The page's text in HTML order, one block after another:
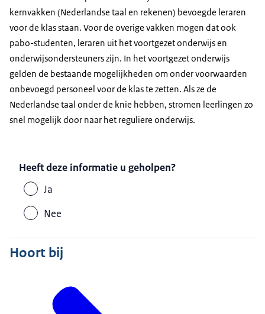
kernvakken (Nederlandse taal en rekenen) bevoegde leraren
voor de klas staan. Voor de overige vakken mogen dat ook
pabo-studenten, leraren uit het voortgezet onderwijs en
onderwijsondersteuners zijn. In het voortgezet onderwijs
gelden de bestaande mogelijkheden om onder voorwaarden
onbevoegd personeel voor de klas te zetten. Als ze de
Nederlandse taal onder de knie hebben, stromen leerlingen zo
snel mogelijk door naar het reguliere onderwijs.
Heeft deze informatie u geholpen?
Ja
Nee
Hoort bij